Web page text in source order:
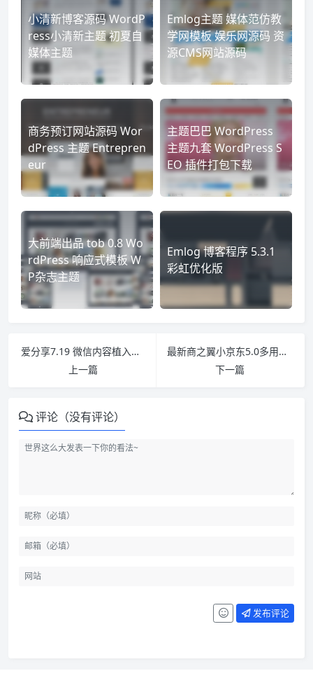
小清新博客源码 WordP
ress小清新主题 初夏自
媒体主题
Emlog主题 媒体范仿教
学网模板 娱乐网源码 资
源CMS网站源码
商务预订网站源码 Wor
dPress 主题 Entrepren
eur
主题巴巴 WordPress
主题九套 WordPress S
EO 插件打包下载
大前端出品 tob 0.8 Wo
rdPress 响应式模板 W
P杂志主题
Emlog 博客程序 5.3.1
彩虹优化版
爱分享7.19 微信内容植入源码最新版
上一篇
最新商之翼小京东5.0多用户商城多商户最终修复版
下一篇
评论（没有评论）
发布评论